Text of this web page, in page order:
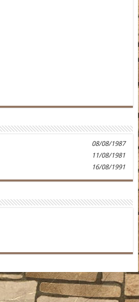
08/08/1987
11/08/1981
16/08/1991